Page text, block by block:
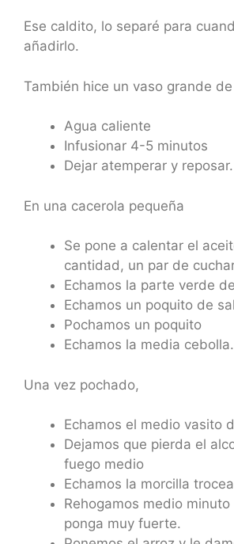
Ese caldito, lo separé para
añadirlo.
También hice un vaso grande
Agua caliente
Infusionar 4-5 minutos
Dejar atemperar y reposar.
En una cacerola pequeña
Se pone a calentar el
cantidad, un par de
Echamos la parte verde
Echamos un poquito de
Pochamos un poquito
Echamos la media cebolla.
Una vez pochado,
Echamos el medio vasito
Dejamos que pierda el
fuego medio
Echamos la morcilla
Rehogamos medio
ponga muy fuerte.